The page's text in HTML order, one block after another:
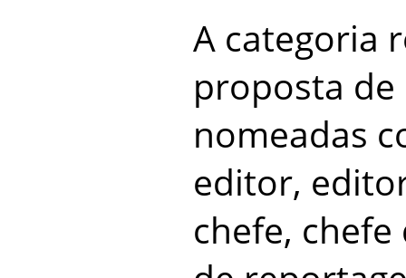
A categoria
proposta de
nomeadas
editor,
chefe,